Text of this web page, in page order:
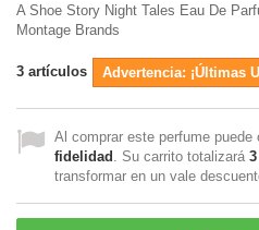
A Shoe Story Night Tales Eau De
Montage Brands
3 artículos Advertencia: ¡Últimas
Al comprar este perfume puede
fidelidad . Su carrito totalizará 3
transformar en un vale